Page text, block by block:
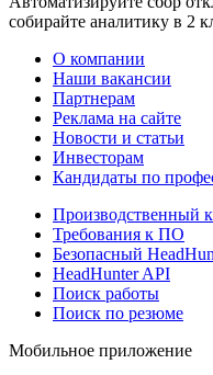
собирайте аналитику в 2
О компании
Наши вакансии
Партнерам
Реклама на сайте
Новости и статьи
Инвесторам
Кандидаты по
Производственный
Требования к ПО
Безопасный
HeadHunter API
Поиск работы
Поиск по резюме
Мобильное приложение